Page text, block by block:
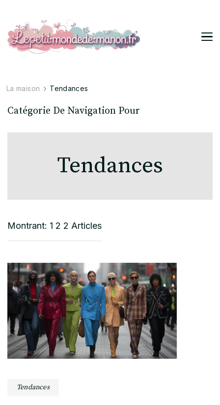
La maison Tendances
Catégorie De Navigation Pour
Tendances
Montrant: 1 2 2 Articles
Tendances